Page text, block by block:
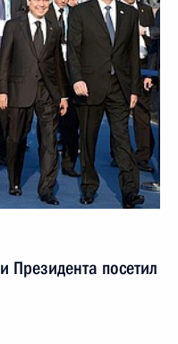
Президента посетил